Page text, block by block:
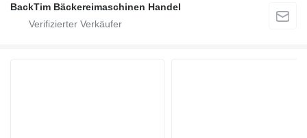
BackTim Bäckereimaschinen Handel